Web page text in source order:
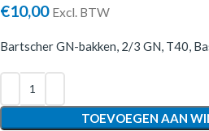
€10,00 Excl. BTW
Bartscher GN-bakken, 2/3 GN, T40,
TOEVOEGEN AAN